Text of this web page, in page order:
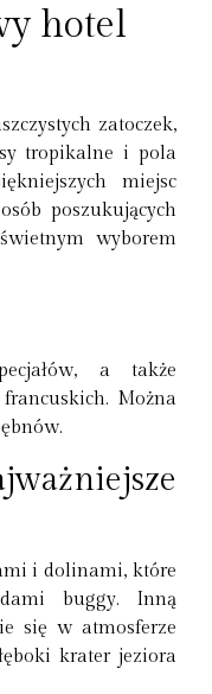
hotel
zatoczek,
tropikalne i pola
miejsc
poszukujących
wyborem
a także
Można
i dolinami, które
buggy. Inną
się w atmosferze
krater jeziora